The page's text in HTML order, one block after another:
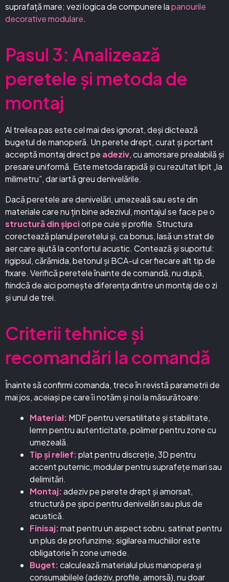
suprafață mare; vezi logica de compunere lapanourile
decorative modulare.
Pasul 3: Analizează
peretele și metoda de
montaj
Al treilea pas este cel mai des ignorat, deși dictează
bugetul de manoperă. Un perete drept, curat și portant
acceptă montaj direct pe adeziv, cu amorsare prealabilă și
presare uniformă. Este metoda rapidă și cu rezultat lipit „la
milimetru”, dar iartă greu denivelările.
Dacă peretele are denivelări, umezeală sau este din
materiale care nu țin bine adezivul, montajul se face pe o
structură din șipciori pe cuie și profile. Structura
corectează planul peretelui și, ca bonus, lasă un strat de
aer care ajută la confortul acustic. Contează și suportul:
rigipsul, cărămida, betonul și BCA-ul cer fiecare alt tip de
fixare. Verifică peretele înainte de comandă, nu după,
fiindcă de aici pornește diferența dintre un montaj de o zi
și unul de trei.
Criterii tehnice și
recomandări la comandă
Înainte să confirmi comanda, trece în revistă parametrii de
mai jos, aceiași pe care îi notăm și noi la măsurătoare:
Material: MDF pentru versatilitate și stabilitate,
lemn pentru autenticitate, polimer pentru zone cu
umezeală.
Tip și relief:plat pentru discreție, 3D pentru
accent puternic, modular pentru suprafețe mari sau
delimitări.
Montaj:adeziv pe perete drept și amorsat,
structură pe șipci pentru denivelări sau plus de
acustică.
Finisaj:mat pentru un aspect sobru, satinat pentru
un plus de profunzime; sigilarea muchiilor este
obligatorie în zone umede.
Buget:calculează materialul plus manopera și
consumabilele (adeziv, profile, amorsă), nu doar